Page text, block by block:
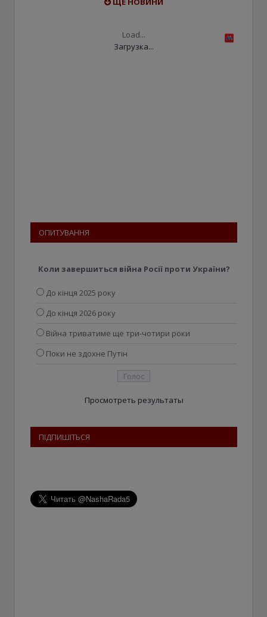
Load...
Загрузка...
ОПИТУВАННЯ
Коли завершиться війна Росії проти України?
До кінця 2025 року
До кінця 2026 року
Війна триватиме ще три-чотири роки
Поки не здохне Путін
Просмотреть результаты
ПІДПИШІТЬСЯ